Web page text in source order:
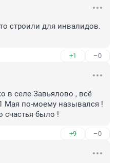
строили для инвалидов.
+1 –0
в селе Завьялово , всё
Мая по-моему назывался !
счастья было !
+9 –0